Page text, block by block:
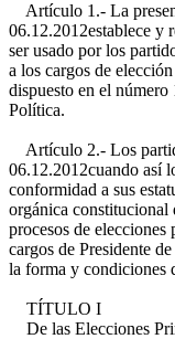
Artículo 1.- La
06.12.2012establece y
ser usado por los
a los cargos de
dispuesto en el
Política.
Artículo 2.- Los
06.12.2012cuando así
conformidad a sus
orgánica constitucional
procesos de
cargos de Presidente
la forma y condiciones
TÍTULO I
De las Elecciones